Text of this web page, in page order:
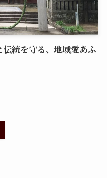
統を守る、地域愛あふ